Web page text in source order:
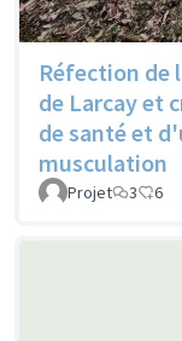
Réfection de
de Larcay et
de santé et
musculation
Projet 3 6